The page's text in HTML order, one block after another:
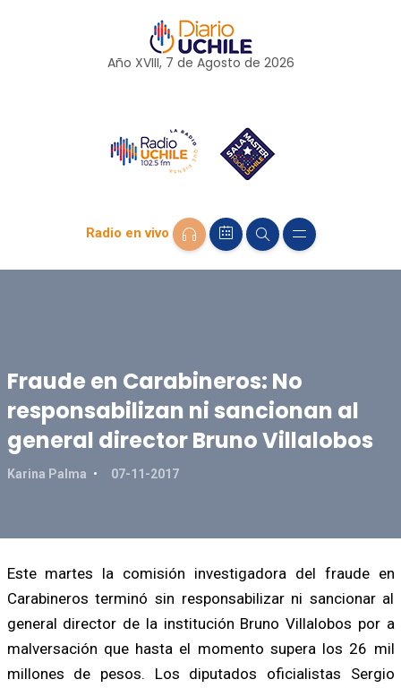
Año XVIII, 7 de Agosto de 2026
Radio en vivo
Fraude en Carabineros: No
responsabilizan ni sancionan al
general director Bruno Villalobos
Karina Palma 07-11-2017
Este martes la comisión investigadora del fraude en
Carabineros terminó sin responsabilizar ni sancionar al
general director de la institución Bruno Villalobos por a
malversación que hasta el momento supera los 26 mil
millones de pesos. Los diputados oficialistas Sergio